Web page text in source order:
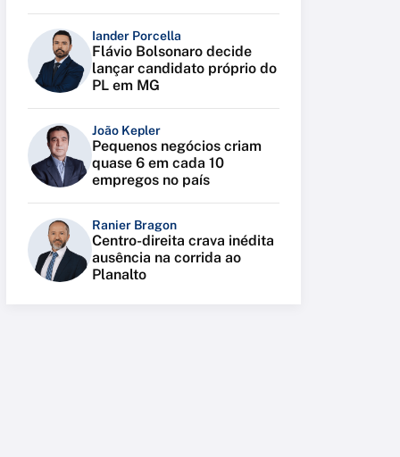
Iander Porcella
Flávio Bolsonaro decide
lançar candidato próprio do
PL em MG
João Kepler
Pequenos negócios criam
quase 6 em cada 10
empregos no país
Ranier Bragon
Centro-direita crava inédita
ausência na corrida ao
Planalto